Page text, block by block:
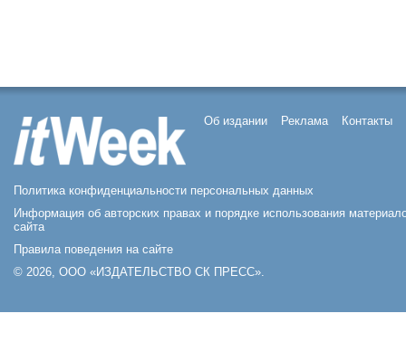
Об издании Реклама Контакты
Политика конфиденциальности персональных данных
Информация об авторских правах и порядке использования
сайта
Правила поведения на сайте
© 2026, ООО «ИЗДАТЕЛЬСТВО СК ПРЕСС».